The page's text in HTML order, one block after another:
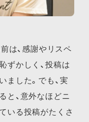
前は、感謝やリスペ
ずかしく、投稿は
ました。でも、実
と、意外なほどニ
いる投稿がたくさ